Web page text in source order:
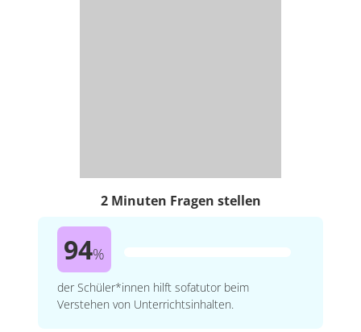
2 Minuten Fragen stellen
94%
der Schüler*innen hilft sofatutor beim
Verstehen von Unterrichtsinhalten.